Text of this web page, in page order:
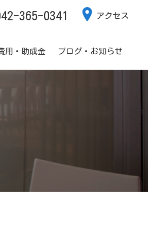
365-0341 アクセス
用・助成金 ブログ・お知らせ